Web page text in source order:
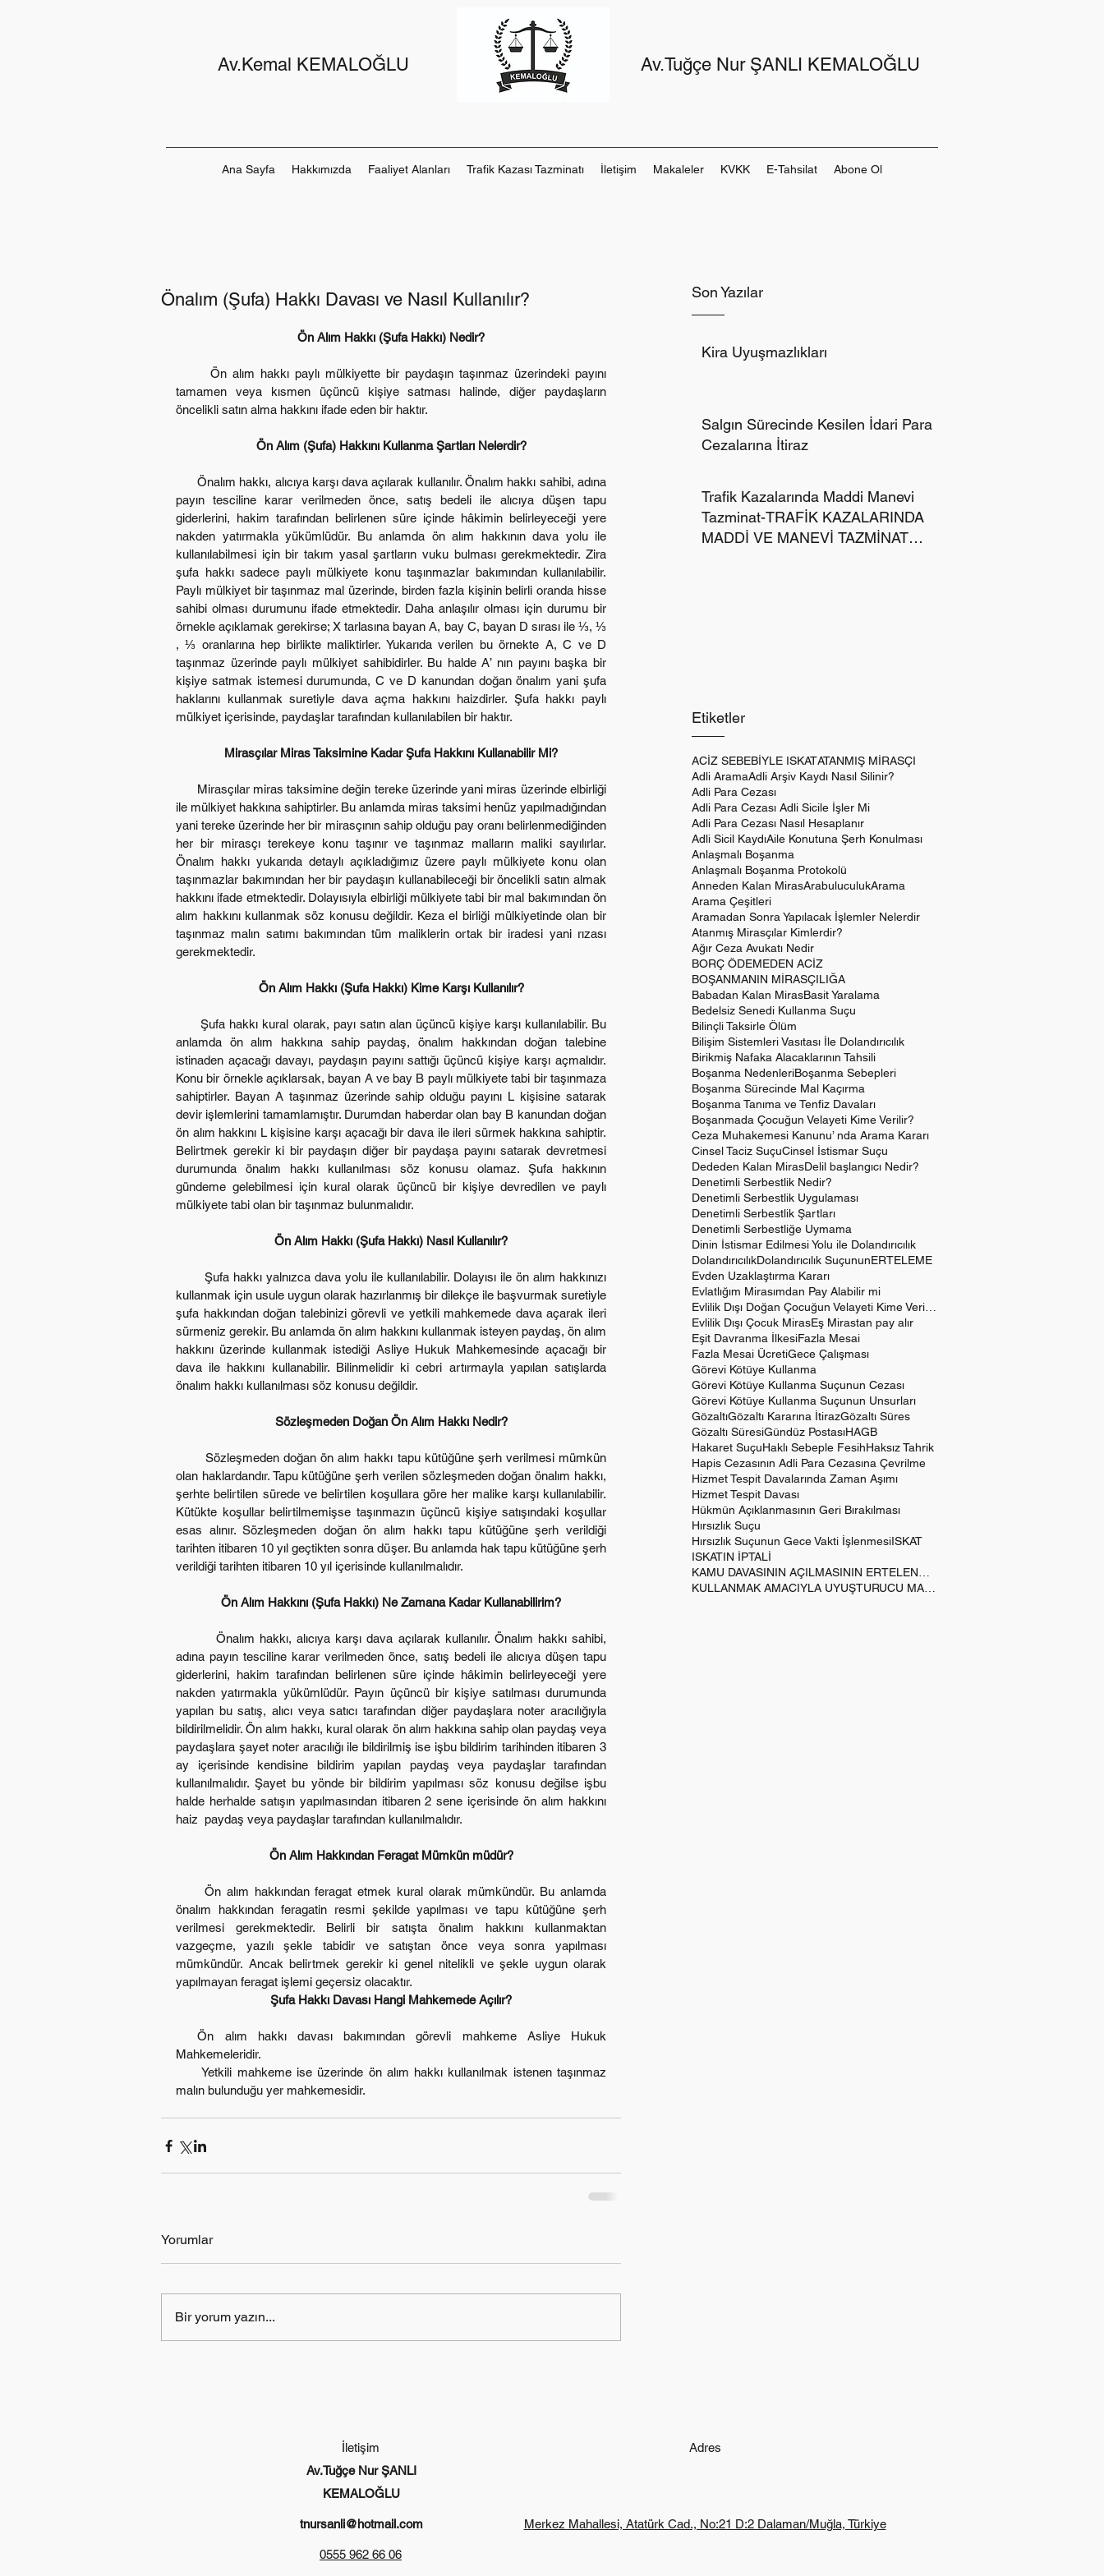
Av.Kemal KEMALOĞLU Av.Tuğçe Nur ŞANLI KEMALOĞLU
Ana Sayfa Hakkımızda Faaliyet Alanları Trafik Kazası Tazminatı İletişim Makaleler KVKK E-Tahsilat Abone Ol
Son Yazılar
Kira Uyuşmazlıkları
Salgın Sürecinde Kesilen İdari Para
Cezalarına İtiraz
Trafik Kazalarında Maddi Manevi
Tazminat-TRAFİK KAZALARINDA
MADDİ VE MANEVİ TAZMİNAT
Etiketler
ACİZ SEBEBİYLE ISKATATANMIŞ MİRASÇI
Adli AramaAdli Arşiv Kaydı Nasıl Silinir?
Adli Para Cezası
Adli Para Cezası Adli Sicile İşler Mi
Adli Para Cezası Nasıl Hesaplanır
Adli Sicil KaydıAile Konutuna Şerh Konulması
Anlaşmalı Boşanma
Anlaşmalı Boşanma Protokolü
Anneden Kalan MirasArabuluculukArama
Arama Çeşitleri
Aramadan Sonra Yapılacak İşlemler Nelerdir
Atanmış Mirasçılar Kimlerdir?
Ağır Ceza Avukatı Nedir
BORÇ ÖDEMEDEN ACİZ
BOŞANMANIN MİRASÇILIĞA
Babadan Kalan MirasBasit Yaralama
Bedelsiz Senedi Kullanma Suçu
Bilinçli Taksirle Ölüm
Bilişim Sistemleri Vasıtası İle Dolandırıcılık
Birikmiş Nafaka Alacaklarının Tahsili
Boşanma NedenleriBoşanma Sebepleri
Boşanma Sürecinde Mal Kaçırma
Boşanma Tanıma ve Tenfiz Davaları
Boşanmada Çocuğun Velayeti Kime Verilir?
Ceza Muhakemesi Kanunu’ nda Arama Kararı
Cinsel Taciz SuçuCinsel İstismar Suçu
Dededen Kalan MirasDelil başlangıcı Nedir?
Denetimli Serbestlik Nedir?
Denetimli Serbestlik Uygulaması
Denetimli Serbestlik Şartları
Denetimli Serbestliğe Uymama
Dinin İstismar Edilmesi Yolu ile Dolandırıcılık
DolandırıcılıkDolandırıcılık SuçununERTELEME
Evden Uzaklaştırma Kararı
Evlatlığım Mirasımdan Pay Alabilir mi
Evlilik Dışı Çocuk MirasEş Mirastan pay alır
Eşit Davranma İlkesiFazla Mesai
Fazla Mesai ÜcretiGece Çalışması
Görevi Kötüye Kullanma
Görevi Kötüye Kullanma Suçunun Cezası
Görevi Kötüye Kullanma Suçunun Unsurları
GözaltıGözaltı Kararına İtirazGözaltı Süres
Gözaltı SüresiGündüz PostasıHAGB
Hakaret SuçuHaklı Sebeple FesihHaksız Tahrik
Hapis Cezasının Adli Para Cezasına Çevrilme
Hizmet Tespit Davalarında Zaman Aşımı
Hizmet Tespit Davası
Hükmün Açıklanmasının Geri Bırakılması
Hırsızlık Suçu
Hırsızlık Suçunun Gece Vakti İşlenmesiISKAT
ISKATIN İPTALİ
Önalım (Şufa) Hakkı Davası ve Nasıl Kullanılır?
Ön Alım Hakkı (Şufa Hakkı) Nedir?
tamamen veya kısmen üçüncü kişiye satması halinde, diğer paydaşların
öncelikli satın alma hakkını ifade eden bir haktır.
Ön Alım (Şufa) Hakkını Kullanma Şartları Nelerdir?
payın tesciline karar verilmeden önce, satış bedeli ile alıcıya düşen tapu
giderlerini, hakim tarafından belirlenen süre içinde hâkimin belirleyeceği yere
nakden yatırmakla yükümlüdür. Bu anlamda ön alım hakkının dava yolu ile
kullanılabilmesi için bir takım yasal şartların vuku bulması gerekmektedir. Zira
şufa hakkı sadece paylı mülkiyete konu taşınmazlar bakımından kullanılabilir.
Paylı mülkiyet bir taşınmaz mal üzerinde, birden fazla kişinin belirli oranda hisse
sahibi olması durumunu ifade etmektedir. Daha anlaşılır olması için durumu bir
örnekle açıklamak gerekirse; X tarlasına bayan A, bay C, bayan D sırası ile ⅓, ⅓
, ⅓ oranlarına hep birlikte maliktirler. Yukarıda verilen bu örnekte A, C ve D
taşınmaz üzerinde paylı mülkiyet sahibidirler. Bu halde A’ nın payını başka bir
kişiye satmak istemesi durumunda, C ve D kanundan doğan önalım yani şufa
haklarını kullanmak suretiyle dava açma hakkını haizdirler. Şufa hakkı paylı
mülkiyet içerisinde, paydaşlar tarafından kullanılabilen bir haktır.
Mirasçılar Miras Taksimine Kadar Şufa Hakkını Kullanabilir Mi?
ile mülkiyet hakkına sahiptirler. Bu anlamda miras taksimi henüz yapılmadığından
yani tereke üzerinde her bir mirasçının sahip olduğu pay oranı belirlenmediğinden
her bir mirasçı terekeye konu taşınır ve taşınmaz malların maliki sayılırlar.
Önalım hakkı yukarıda detaylı açıkladığımız üzere paylı mülkiyete konu olan
taşınmazlar bakımından her bir paydaşın kullanabileceği bir öncelikli satın almak
hakkını ifade etmektedir. Dolayısıyla elbirliği mülkiyete tabi bir mal bakımından ön
alım hakkını kullanmak söz konusu değildir. Keza el birliği mülkiyetinde olan bir
taşınmaz malın satımı bakımından tüm maliklerin ortak bir iradesi yani rızası
gerekmektedir.
Ön Alım Hakkı (Şufa Hakkı) Kime Karşı Kullanılır?
      Şufa hakkı kural olarak, payı satın alan üçüncü kişiye karşı kullanılabilir. Bu
anlamda ön alım hakkına sahip paydaş, önalım hakkından doğan talebine
istinaden açacağı davayı, paydaşın payını sattığı üçüncü kişiye karşı açmalıdır.
Konu bir örnekle açıklarsak, bayan A ve bay B paylı mülkiyete tabi bir taşınmaza
sahiptirler. Bayan A taşınmaz üzerinde sahip olduğu payını L kişisine satarak
devir işlemlerini tamamlamıştır. Durumdan haberdar olan bay B kanundan doğan
ön alım hakkını L kişisine karşı açacağı bir dava ile ileri sürmek hakkına sahiptir.
Belirtmek gerekir ki bir paydaşın diğer bir paydaşa payını satarak devretmesi
durumunda önalım hakkı kullanılması söz konusu olamaz. Şufa hakkının
gündeme gelebilmesi için kural olarak üçüncü bir kişiye devredilen ve paylı
mülkiyete tabi olan bir taşınmaz bulunmalıdır.
Ön Alım Hakkı (Şufa Hakkı) Nasıl Kullanılır?
kullanmak için usule uygun olarak hazırlanmış bir dilekçe ile başvurmak suretiyle
şufa hakkından doğan talebinizi görevli ve yetkili mahkemede dava açarak ileri
sürmeniz gerekir. Bu anlamda ön alım hakkını kullanmak isteyen paydaş, ön alım
hakkını üzerinde kullanmak istediği Asliye Hukuk Mahkemesinde açacağı bir
dava ile hakkını kullanabilir. Bilinmelidir ki cebri artırmayla yapılan satışlarda
önalım hakkı kullanılması söz konusu değildir.
Sözleşmeden Doğan Ön Alım Hakkı Nedir?
olan haklardandır. Tapu kütüğüne şerh verilen sözleşmeden doğan önalım hakkı,
şerhte belirtilen sürede ve belirtilen koşullara göre her malike karşı kullanılabilir.
Kütükte koşullar belirtilmemişse taşınmazın üçüncü kişiye satışındaki koşullar
esas alınır. Sözleşmeden doğan ön alım hakkı tapu kütüğüne şerh verildiği
tarihten itibaren 10 yıl geçtikten sonra düşer. Bu anlamda hak tapu kütüğüne şerh
verildiği tarihten itibaren 10 yıl içerisinde kullanılmalıdır.
Ön Alım Hakkını (Şufa Hakkı) Ne Zamana Kadar Kullanabilirim?
adına payın tesciline karar verilmeden önce, satış bedeli ile alıcıya düşen tapu
giderlerini, hakim tarafından belirlenen süre içinde hâkimin belirleyeceği yere
nakden yatırmakla yükümlüdür. Payın üçüncü bir kişiye satılması durumunda
yapılan bu satış, alıcı veya satıcı tarafından diğer paydaşlara noter aracılığıyla
bildirilmelidir. Ön alım hakkı, kural olarak ön alım hakkına sahip olan paydaş veya
paydaşlara şayet noter aracılığı ile bildirilmiş ise işbu bildirim tarihinden itibaren 3
ay içerisinde kendisine bildirim yapılan paydaş veya paydaşlar tarafından
kullanılmalıdır. Şayet bu yönde bir bildirim yapılması söz konusu değilse işbu
halde herhalde satışın yapılmasından itibaren 2 sene içerisinde ön alım hakkını
haiz  paydaş veya paydaşlar tarafından kullanılmalıdır.
Ön Alım Hakkından Feragat Mümkün müdür?
önalım hakkından feragatin resmi şekilde yapılması ve tapu kütüğüne şerh
verilmesi gerekmektedir. Belirli bir satışta önalım hakkını kullanmaktan
vazgeçme, yazılı şekle tabidir ve satıştan önce veya sonra yapılması
mümkündür. Ancak belirtmek gerekir ki genel nitelikli ve şekle uygun olarak
yapılmayan feragat işlemi geçersiz olacaktır.
Şufa Hakkı Davası Hangi Mahkemede Açılır?
  Ön alım hakkı davası bakımından görevli mahkeme Asliye Hukuk
Mahkemeleridir.
     Yetkili mahkeme ise üzerinde ön alım hakkı kullanılmak istenen taşınmaz
malın bulunduğu yer mahkemesidir.
Yorumlar
Bir yorum yazın...
İletişim
Adres
Av.Tuğçe Nur ŞANLI
KEMALOĞLU
tnursanli@hotmail.com Merkez Mahallesi, Atatürk Cad., No:21 D:2 Dalaman/Muğla, Türkiye
0555 962 66 06